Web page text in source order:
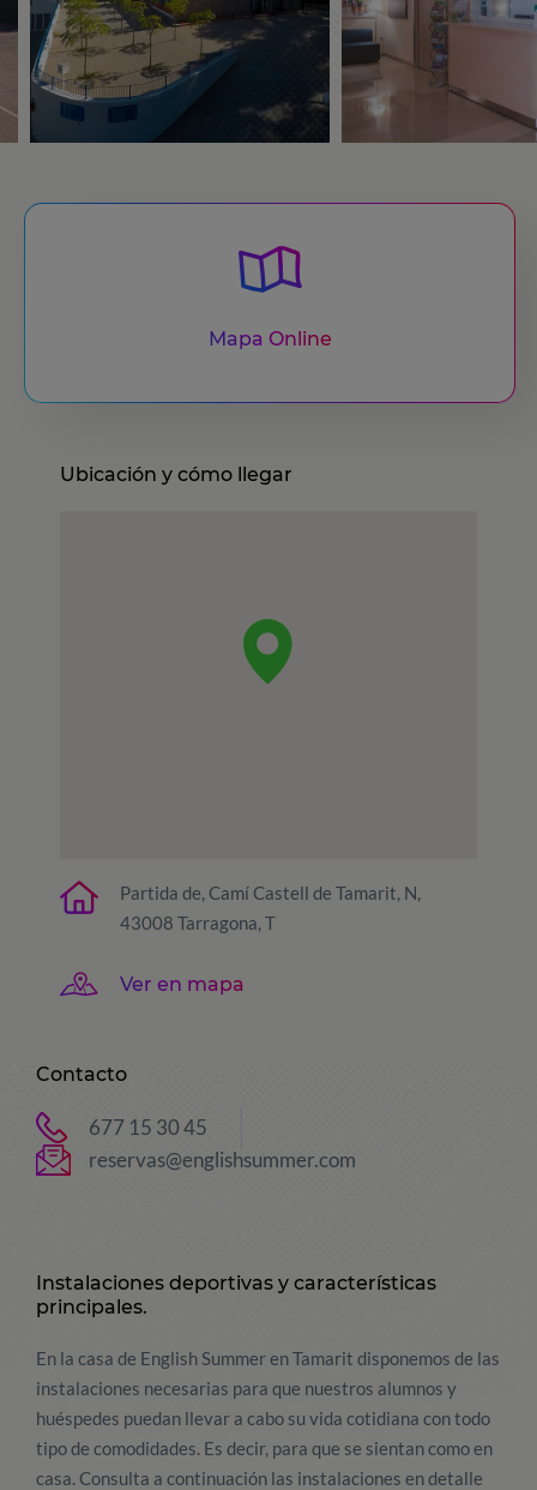
Mapa Online
Ubicación y cómo llegar
Partida de, Camí Castell de Tamarit, N,
43008 Tarragona, T
Ver en mapa
Contacto
677 15 30 45
reservas@englishsummer.com
Instalaciones deportivas y características
principales.
En la casa de English Summer en Tamarit disponemos de las
instalaciones necesarias para que nuestros alumnos y
huéspedes puedan llevar a cabo su vida cotidiana con todo
tipo de comodidades. Es decir, para que se sientan como en
casa. Consulta a continuación las instalaciones en detalle